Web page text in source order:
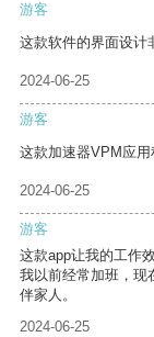
游客
这款软件的界面设计
2024-06-25
游客
这款加速器VPM应用
2024-06-25
游客
这款app让我的工作
我以前经常加班，现
伴家人。
2024-06-25